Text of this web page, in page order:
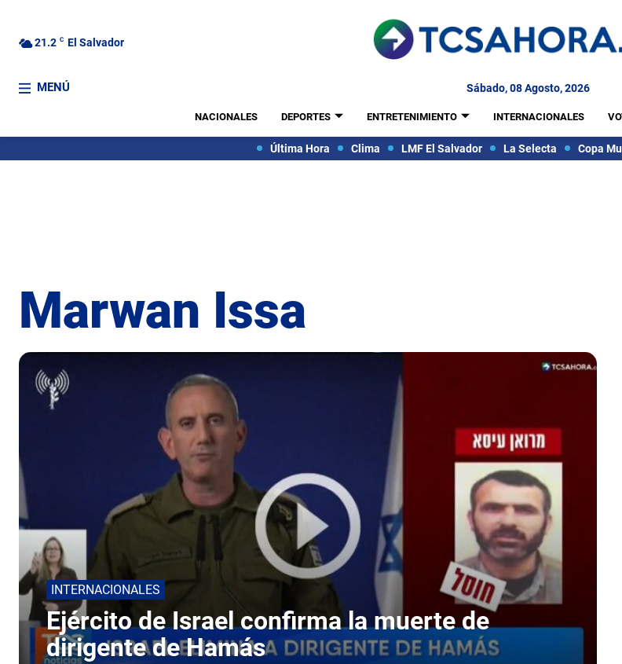
21.2 C El Salvador
MENÚ Sábado, 08 Agosto, 2026
NACIONALES DEPORTES ENTRETENIMIENTO INTERNACIONALES
Última Hora Clima LMF El Salvador La Selecta Copa
Marwan Issa
INTERNACIONALES
Ejército de Israel confirma la muerte de
dirigente de Hamás